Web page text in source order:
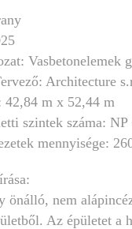
Vasbetonelemek
Architecture
42,84 m x 52,44 m
szintek száma: NP
mennyisége:
önálló, nem
Az épületet a